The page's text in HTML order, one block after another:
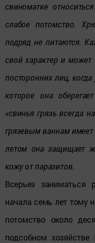
свиноматке
слабое потомство.
подряд не питаются.
свой характер и может
посторонних лиц,
которое она
«свинья грязь всегда
грязевым ваннам имеет
летом она защищает
кожу от паразитов.
Всерьез заниматься
начала семь лет тому
потомство около
подсобном